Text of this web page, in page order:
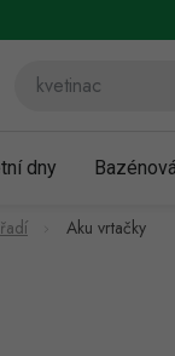
dny
Aku vrtačky